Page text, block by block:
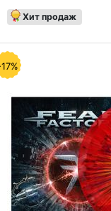
Хит продаж